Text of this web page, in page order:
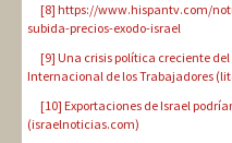
[8] https://www.hispantv.com/
subida-precios-exodo-israel
[9] Una crisis política creciente del
Internacional de los Trabajadores
[10] Exportaciones de Israel
(israelnoticias.com)